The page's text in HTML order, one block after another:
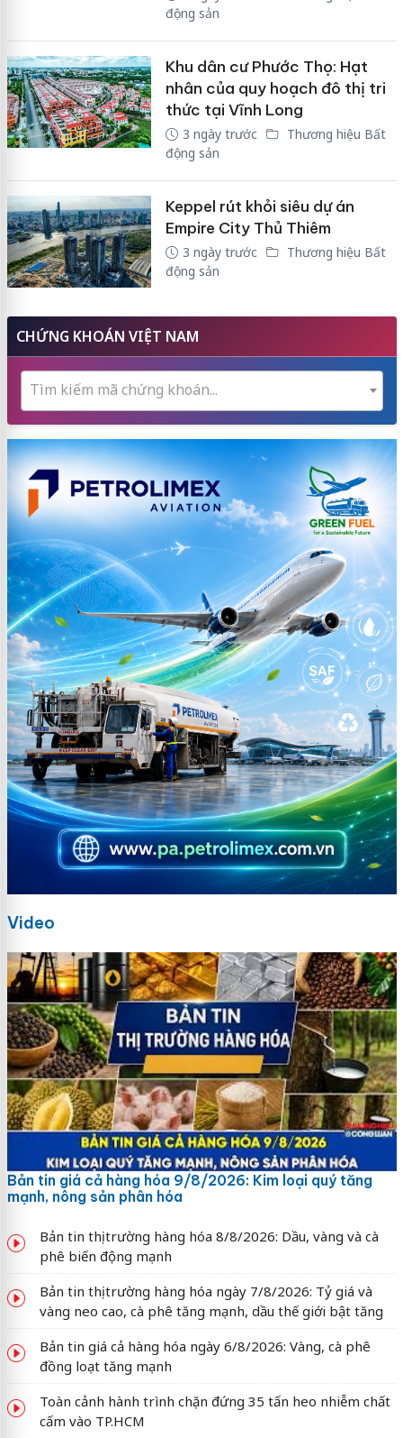
động sản
Khu dân cư Phước Thọ: Hạt
nhân của quy hoạch đô thị tri
thức tại Vĩnh Long
3 ngày trước
Thương hiệu Bất
động sản
Keppel rút khỏi siêu dự án
Empire City Thủ Thiêm
3 ngày trước
Thương hiệu Bất
động sản
CHỨNG KHOÁN VIỆT NAM
Tìm kiếm mã chứng khoán...
Video
Bản tin giá cả hàng hóa 9/8/2026: Kim loại quý tăng
mạnh, nông sản phân hóa
Bản tin thị trường hàng hóa 8/8/2026: Dầu, vàng và cà
phê biến động mạnh
Bản tin thị trường hàng hóa ngày 7/8/2026: Tỷ giá và
vàng neo cao, cà phê tăng mạnh, dầu thế giới bật tăng
Bản tin giá cả hàng hóa ngày 6/8/2026: Vàng, cà phê
đồng loạt tăng mạnh
Toàn cảnh hành trình chặn đứng 35 tấn heo nhiễm chất
cấm vào TP.HCM